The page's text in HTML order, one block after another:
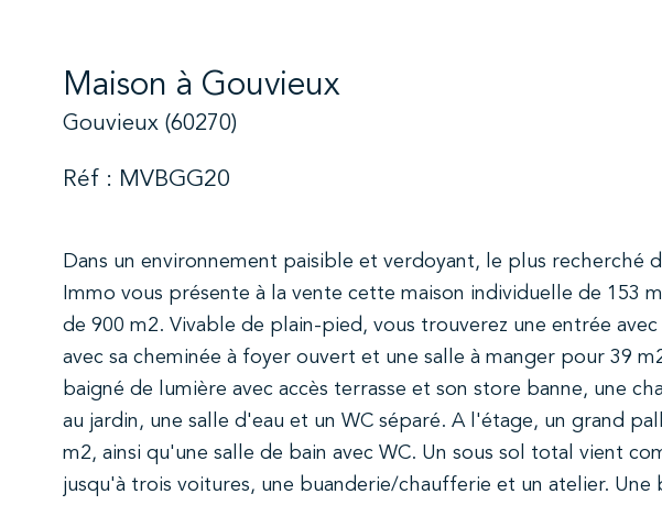
Maison à Gouvieux
Gouvieux (60270)
Réf : MVBGG20
Dans un environnement paisible et verdoyant, le plus recherché
Immo vous présente à la vente cette maison individuelle de 153
de 900 m2. Vivable de plain-pied, vous trouverez une entrée
avec sa cheminée à foyer ouvert et une salle à manger pour 39
baigné de lumière avec accès terrasse et son store banne, une
au jardin, une salle d'eau et un WC séparé. A l'étage, un grand
m2, ainsi qu'une salle de bain avec WC. Un sous sol total vient
jusqu'à trois voitures, une buanderie/chaufferie et un atelier.